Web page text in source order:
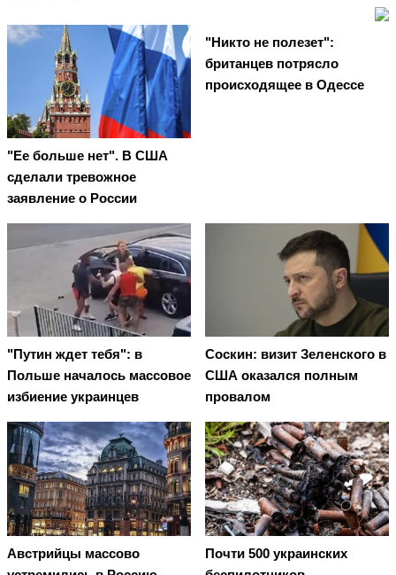
"Ее больше нет". В США
сделали тревожное
заявление о России
"Никто не полезет":
британцев потрясло
происходящее в Одессе
"Путин ждет тебя": в
Польше началось массовое
избиение украинцев
Соскин: визит Зеленского в
США оказался полным
провалом
Австрийцы массово
Почти 500 украинских